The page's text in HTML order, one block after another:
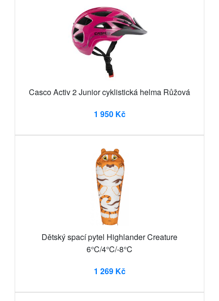
Casco Activ 2 Junior cyklistická helma Růžová
1 950 Kč
Dětský spací pytel Highlander Creature
6°C/4°C/-8°C
1 269 Kč